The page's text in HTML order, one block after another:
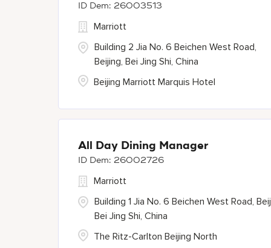
26003513
Building 2 Jia No. 6 Beichen West Road,
Beijing, Bei Jing Shi, China
Marriott
Beijing Marriott Marquis Hotel
All Day Dining Manager
26002726
Building 1 Jia No. 6 Beichen West Road,
Bei Jing Shi, China
Marriott
The Ritz-Carlton Beijing North